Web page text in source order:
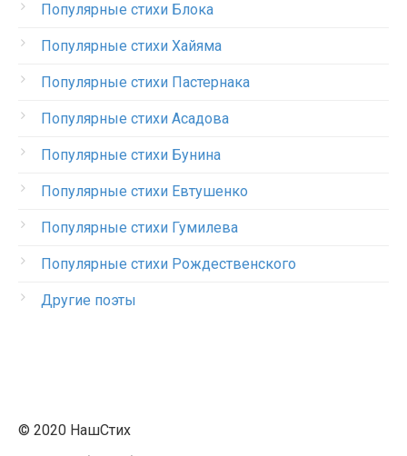
Популярные стихи Блока
Популярные стихи Хайяма
Популярные стихи Пастернака
Популярные стихи Асадова
Популярные стихи Бунина
Популярные стихи Евтушенко
Популярные стихи Гумилева
Популярные стихи Рождественского
Другие поэты
© 2020 НашСтих